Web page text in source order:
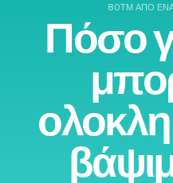
80ΤΜ ΑΠΌ
Πόσο